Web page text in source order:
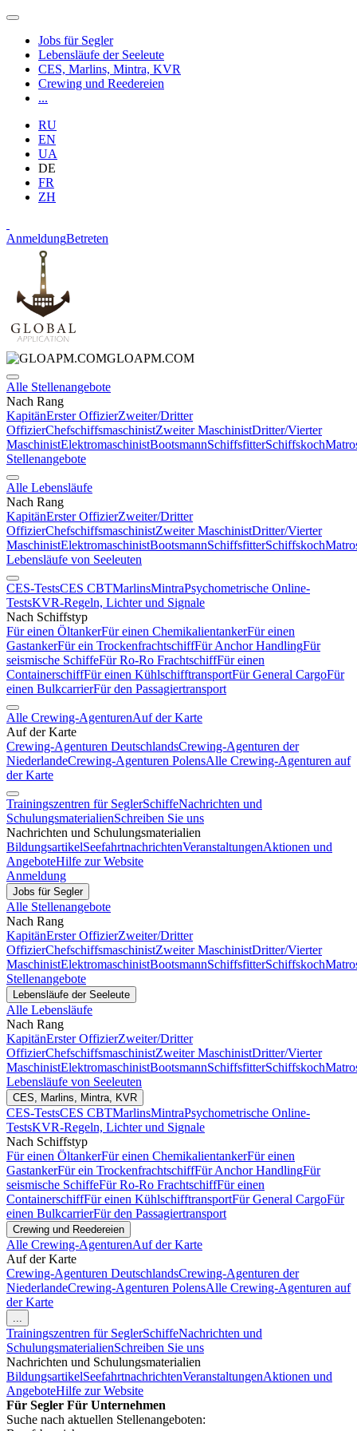
Jobs für Segler
Lebensläufe der Seeleute
CES, Marlins, Mintra, KVR
Crewing und Reedereien
...
RU
EN
UA
DE
FR
ZH
AnmeldungBetreten
GLOAPM.COM
Alle Stellenangebote
Nach Rang
KapitänErster OffizierZweiter/Dritter
OffizierChefschiffsmaschinistZweiter MaschinistDritter/Vierter
MaschinistElektromaschinistBootsmannSchiffsfitterSchiffskoch
Stellenangebote
Alle Lebensläufe
Nach Rang
KapitänErster OffizierZweiter/Dritter
OffizierChefschiffsmaschinistZweiter MaschinistDritter/Vierter
MaschinistElektromaschinistBootsmannSchiffsfitterSchiffskoch
Lebensläufe von Seeleuten
CES-TestsCES CBTMarlinsMintraPsychometrische Online-
TestsKVR-Regeln, Lichter und Signale
Nach Schiffstyp
Für einen ÖltankerFür einen ChemikalientankerFür einen
GastankerFür ein TrockenfrachtschiffFür Anchor HandlingFür
seismische SchiffeFür Ro-Ro FrachtschiffFür einen
ContainerschiffFür einen KühlschifftransportFür General CargoFür
einen BulkcarrierFür den Passagiertransport
Alle Crewing-AgenturenAuf der Karte
Auf der Karte
Crewing-Agenturen DeutschlandsCrewing-Agenturen der
NiederlandeCrewing-Agenturen PolensAlle Crewing-Agenturen auf
der Karte
Trainingszentren für SeglerSchiffeNachrichten und
SchulungsmaterialienSchreiben Sie uns
Nachrichten und Schulungsmaterialien
BildungsartikelSeefahrtnachrichtenVeranstaltungenAktionen und
AngeboteHilfe zur Website
Anmeldung
Jobs für Segler
Alle Stellenangebote
Nach Rang
KapitänErster OffizierZweiter/Dritter
OffizierChefschiffsmaschinistZweiter MaschinistDritter/Vierter
MaschinistElektromaschinistBootsmannSchiffsfitterSchiffskoch
Stellenangebote
Lebensläufe der Seeleute
Alle Lebensläufe
Nach Rang
KapitänErster OffizierZweiter/Dritter
OffizierChefschiffsmaschinistZweiter MaschinistDritter/Vierter
MaschinistElektromaschinistBootsmannSchiffsfitterSchiffskoch
Lebensläufe von Seeleuten
CES, Marlins, Mintra, KVR
CES-TestsCES CBTMarlinsMintraPsychometrische Online-
TestsKVR-Regeln, Lichter und Signale
Nach Schiffstyp
Für einen ÖltankerFür einen ChemikalientankerFür einen
GastankerFür ein TrockenfrachtschiffFür Anchor HandlingFür
seismische SchiffeFür Ro-Ro FrachtschiffFür einen
ContainerschiffFür einen KühlschifftransportFür General CargoFür
einen BulkcarrierFür den Passagiertransport
Crewing und Reedereien
Alle Crewing-AgenturenAuf der Karte
Auf der Karte
Crewing-Agenturen DeutschlandsCrewing-Agenturen der
NiederlandeCrewing-Agenturen PolensAlle Crewing-Agenturen auf
der Karte
...
Trainingszentren für SeglerSchiffeNachrichten und
SchulungsmaterialienSchreiben Sie uns
Nachrichten und Schulungsmaterialien
BildungsartikelSeefahrtnachrichtenVeranstaltungenAktionen und
AngeboteHilfe zur Website
Für Segler Für Unternehmen
Suche nach aktuellen Stellenangeboten: